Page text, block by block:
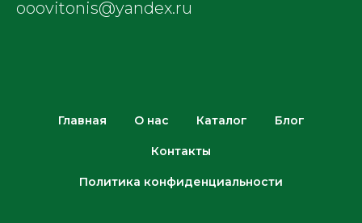
ooovitonis@yandex.ru
Главная О нас Каталог Блог
Контакты
Политика конфиденциальности